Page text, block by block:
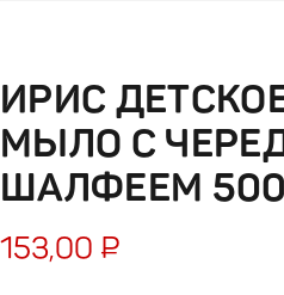
ИРИС
МЫЛО С
ШАЛФЕЕМ
153,00 ₽